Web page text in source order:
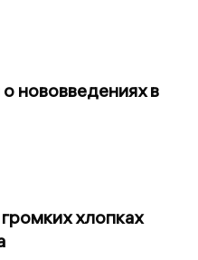
нововведениях в
хлопках